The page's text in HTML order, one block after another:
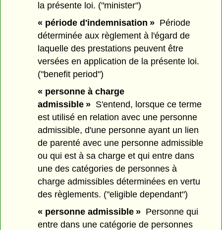
la présente loi. ("minister")
« période d'indemnisation » Période
déterminée aux règlement à l'égard de
laquelle des prestations peuvent être
versées en application de la présente loi.
("benefit period")
« personne à charge
admissible » S'entend, lorsque ce terme
est utilisé en relation avec une personne
admissible, d'une personne ayant un lien
de parenté avec une personne admissible
ou qui est à sa charge et qui entre dans
une des catégories de personnes à
charge admissibles déterminées en vertu
des règlements. ("eligible dependant")
« personne admissible » Personne qui
entre dans une catégorie de personnes